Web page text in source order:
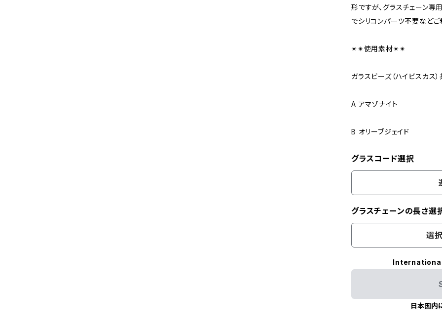
形ですが、グラスチェーン専
でシリコンパーツ不要などご
✴︎✴︎使用素材✴︎✴︎
ガラスビーズ（ハイビスカス
A アマゾナイト
B オリーブジェイド
グラスコード選択
グラスチェーンの長さ選
選択
日本国内